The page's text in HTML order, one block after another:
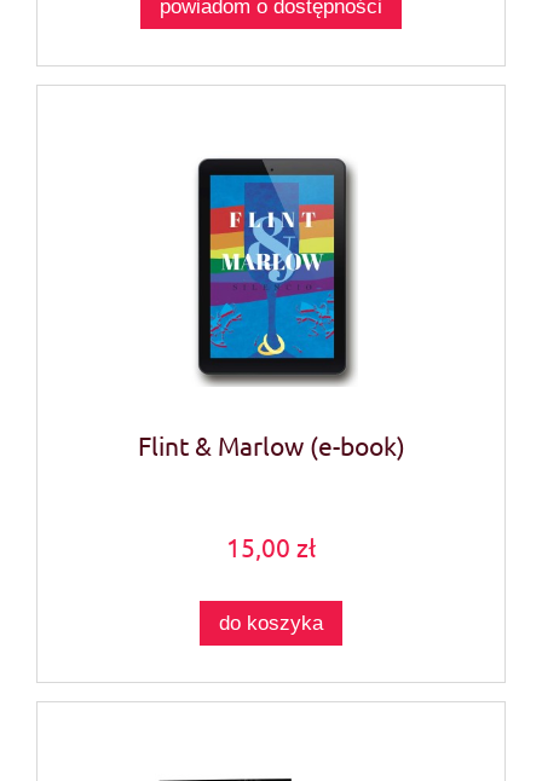
powiadom o dostępności
Flint & Marlow (e-book)
15,00 zł
do koszyka